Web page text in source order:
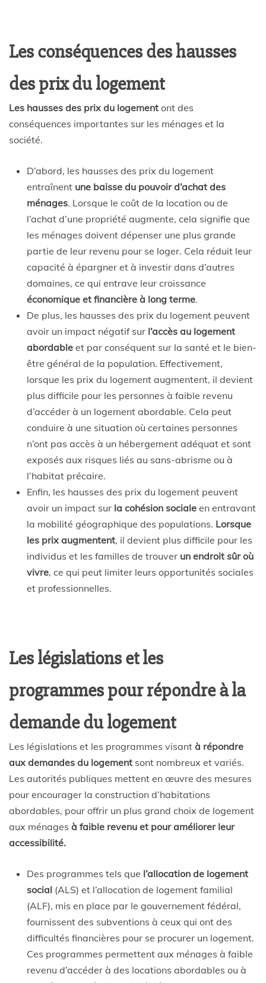
Les conséquences des hausses
des prix du logement
Les hausses des prix du logement ont des
conséquences importantes sur les ménages et la
société.
D’abord, les hausses des prix du logement
entraînent une baisse du pouvoir d’achat des
ménages. Lorsque le coût de la location ou de
l’achat d’une propriété augmente, cela signifie que
les ménages doivent dépenser une plus grande
partie de leur revenu pour se loger. Cela réduit leur
capacité à épargner et à investir dans d’autres
domaines, ce qui entrave leur croissance
économique et financière à long terme.
De plus, les hausses des prix du logement peuvent
avoir un impact négatif sur l’accès au logement
abordable et par conséquent sur la santé et le bien-
être général de la population. Effectivement,
lorsque les prix du logement augmentent, il devient
plus difficile pour les personnes à faible revenu
d’accéder à un logement abordable. Cela peut
conduire à une situation où certaines personnes
n’ont pas accès à un hébergement adéquat et sont
exposés aux risques liés au sans-abrisme ou à
l’habitat précaire.
Enfin, les hausses des prix du logement peuvent
avoir un impact sur la cohésion sociale en entravant
la mobilité géographique des populations. Lorsque
les prix augmentent, il devient plus difficile pour les
individus et les familles de trouver un endroit sûr où
vivre, ce qui peut limiter leurs opportunités sociales
et professionnelles.
Les législations et les
programmes pour répondre à la
demande du logement
Les législations et les programmes visant à répondre
aux demandes du logement sont nombreux et variés.
Les autorités publiques mettent en œuvre des mesures
pour encourager la construction d’habitations
abordables, pour offrir un plus grand choix de logement
aux ménages à faible revenu et pour améliorer leur
accessibilité.
Des programmes tels que l’allocation de logement
social (ALS) et l’allocation de logement familial
(ALF), mis en place par le gouvernement fédéral,
fournissent des subventions à ceux qui ont des
difficultés financières pour se procurer un logement.
Ces programmes permettent aux ménages à faible
revenu d’accéder à des locations abordables ou à